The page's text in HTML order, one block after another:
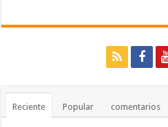
Reciente Popular comentarios